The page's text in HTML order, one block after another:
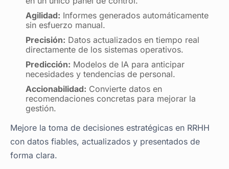
Agilidad: Informes generados automáticamente
sin esfuerzo manual.
Precisión: Datos actualizados en tiempo real
directamente de los sistemas operativos.
Predicción: Modelos de IA para anticipar
necesidades y tendencias de personal.
Accionabilidad: Convierte datos en
recomendaciones concretas para mejorar la
gestión.
Mejore la toma de decisiones estratégicas en RRHH
con datos fiables, actualizados y presentados de
forma clara.